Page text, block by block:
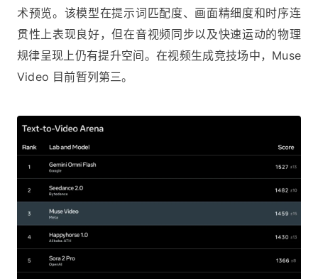
术预览。该模型在提示词匹配度、画面精细度和时序连
贯性上表现良好，但在音视频同步以及快速运动的物理
规律呈现上仍有提升空间。在视频生成竞技场中，Muse
Video 目前暂列第三。